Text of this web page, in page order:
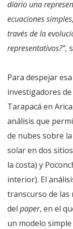
diario una
ecuaciones
través de la
representativos?”,
Para despejar
investigadores de
Tarapacá en
análisis que
de nubes sobre
solar en dos
la costa) y
interior). El
transcurso de las
del paper, en el
un modelo